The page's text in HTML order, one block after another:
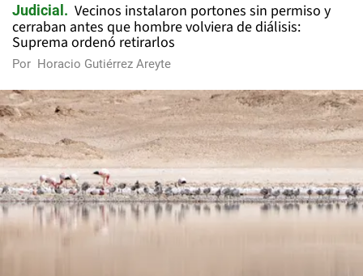
Judicial
Vecinos instalaron portones sin permiso y
cerraban antes que hombre volviera de diálisis:
Suprema ordenó retirarlos
Por Horacio Gutiérrez Areyte